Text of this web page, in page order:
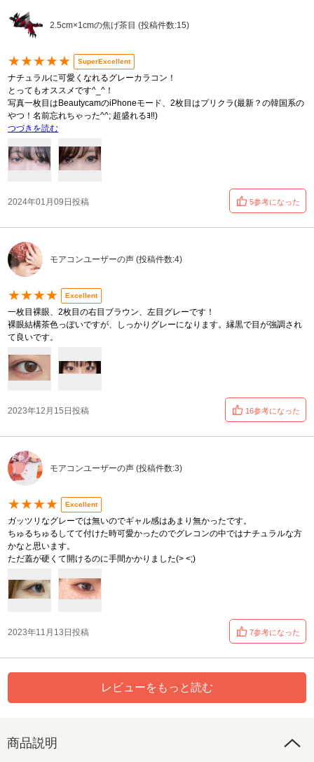
2.5cm×1cmの焦げ茶目 (投稿件数:15)
★★★★★ SuperExcellent
ナチュラルに可愛くなれるグレーカラコン！
とってもオススメです^_^！
写真一枚目はBeautycamのiPhoneモード、2枚目はプリクラ(最新？の韓国系の
やつ！名前忘れちゃった^^; 超盛れるﾖ‼️)
つづきを読む
2024年01月09日投稿 5参考になった
モアコンユーザーの声 (投稿件数:4)
★★★★ Excellent
一枚目裸眼、2枚目の右目ブラウン、左目グレーです！
裸眼結構茶色っぽいですが、しっかりグレーになります。縁黒で目が強調され
て良いです。
2023年12月15日投稿 16参考になった
モアコンユーザーの声 (投稿件数:3)
★★★★ Excellent
ガッツリなグレーでは無いのでギャル感はあまり無かったです。
ちゅるちゅるしてて付けた時可愛かったのでグレコンの中ではナチュラルな方
かなと思います。
ただ蓋が硬くて開けるのに手間かかりました(> <;)
2023年11月13日投稿 7参考になった
レビューをもっと読む
商品説明